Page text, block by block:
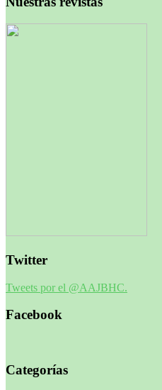
Twitter
Tweets por el @AAJBHC.
Facebook
Categorías